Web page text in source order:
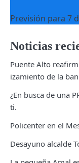
Previsión para 7
Noticias
Puente Alto
izamiento de la
¿En busca de una
ti.
Policenter en el
Desayuno alcalde